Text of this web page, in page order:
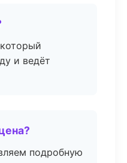
и ведёт
подробную